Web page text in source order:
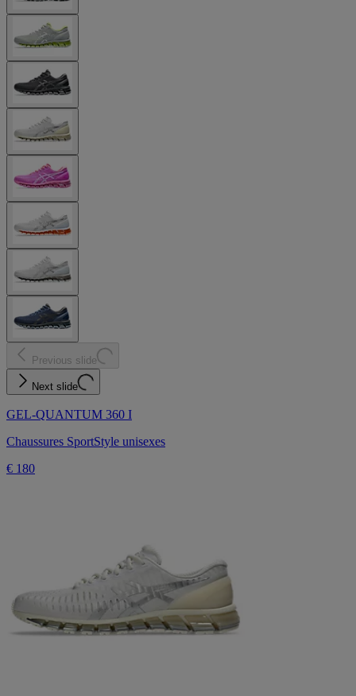
Previous slide
Next slide
GEL-QUANTUM 360 I
Chaussures SportStyle unisexes
€ 180